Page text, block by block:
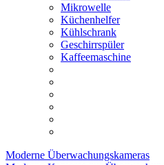
Mikrowelle
Küchenhelfer
Kühlschrank
Geschirrspüler
Kaffeemaschine
Moderne Überwachungskameras